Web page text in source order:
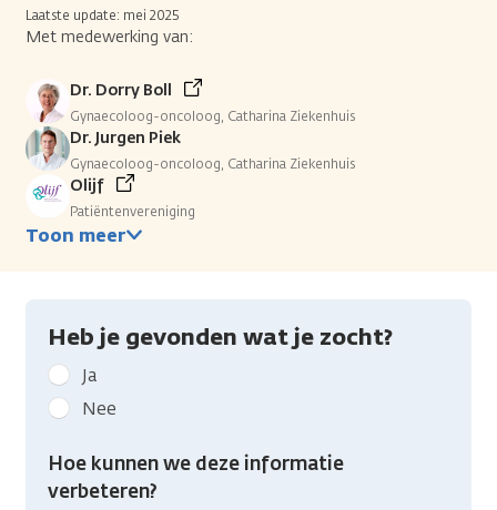
Laatste update: mei 2025
Met medewerking van:
Dr. Dorry Boll
Gynaecoloog-oncoloog, Catharina Ziekenhuis
Dr. Jurgen Piek
Gynaecoloog-oncoloog, Catharina Ziekenhuis
Olijf
Patiëntenvereniging
Toon meer
Heb je gevonden wat je zocht?
Geef
kanker.nl
feedback:
Heb
Ja
Nee
Hoe kunnen we deze informatie
verbeteren?